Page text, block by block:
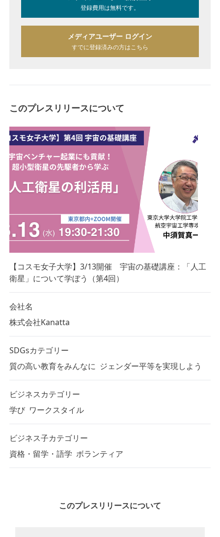
登録費用は無料です。
メディアユーザー ログイン
すでに登録済みの方はこちら
このプレスリリースについて
【コスモ女子大学】3/13開催 宇宙の基礎講座：「人工
衛星」について学ぼう（第4回）
会社名
株式会社Kanatta
SDGsカテゴリー
質の高い教育をみんなに ジェンダー平等を実現しよう
ビジネスカテゴリー
学び ワークスタイル
ビジネス子カテゴリー
資格・留学・語学 ボランティア
このプレスリリースについて